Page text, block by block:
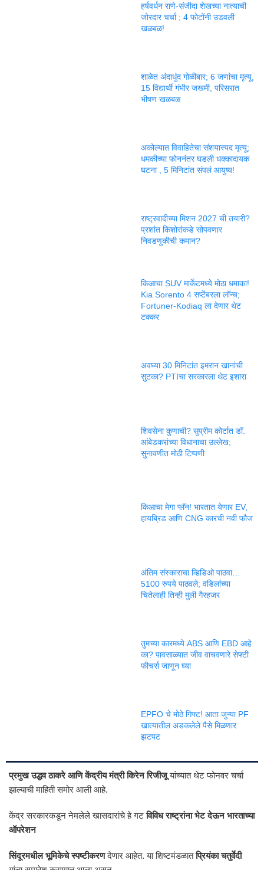
हर्षवर्धन राणे-संजीदा शेखच्या नात्याची
जोरदार चर्चा ; 4 फोटोंनी उडवली
खळबळ!
शाळेत अंदाधुंद गोळीबार; 6 जणांचा मृत्यू,
15 विद्यार्थी गंभीर जखमी, परिसरात
भीषण खळबळ
अकोल्यात विवाहितेचा संशयास्पद मृत्यू;
धमकीच्या फोननंतर घडली धक्कादायक
घटना , 5 मिनिटांत संपलं आयुष्य!
राष्ट्रवादीच्या मिशन 2027 ची तयारी?
प्रशांत किशोरांकडे सोपवणार
निवडणुकीची कमान?
किआचा SUV मार्केटमध्ये मोठा धमाका!
Kia Sorento 4 सप्टेंबरला लॉन्च;
Fortuner-Kodiaq ला देणार थेट
टक्कर
अवघ्या 30 मिनिटांत इमरान खानांची
सुटका? PTIचा सरकारला थेट इशारा
शिवसेना कुणाची? सुप्रीम कोर्टात डॉ.
आंबेडकरांच्या विधानाचा उल्लेख;
सुनावणीत मोठी टिप्पणी
किआचा मेगा प्लॅन! भारतात येणार EV,
हायब्रिड आणि CNG कारची नवी फौज
अंतिम संस्काराचा व्हिडिओ पाठवा…
5100 रुपये पाठवले; वडिलांच्या
चितेलाही तिन्ही मुली गैरहजर
तुमच्या कारमध्ये ABS आणि EBD आहे
का? पावसाळ्यात जीव वाचवणारे सेफ्टी
फीचर्स जाणून घ्या
EPFO चे मोठे गिफ्ट! आता जुन्या PF
खात्यातील अडकलेले पैसे मिळणार
झटपट
प्रमुख उद्धव ठाकरे आणि केंद्रीय मंत्री किरेन रिजीजूयांच्यात थेट फोनवर चर्चा
झाल्याची माहिती समोर आली आहे.
केंद्र सरकारकडून नेमलेले खासदारांचे हे गटविविध राष्ट्रांना भेट देऊन भारताच्या
ऑपरेशन
सिंदूरमधील भूमिकेचे स्पष्टीकरणदेणार आहेत. या शिष्टमंडळातप्रियंका चतुर्वेदी